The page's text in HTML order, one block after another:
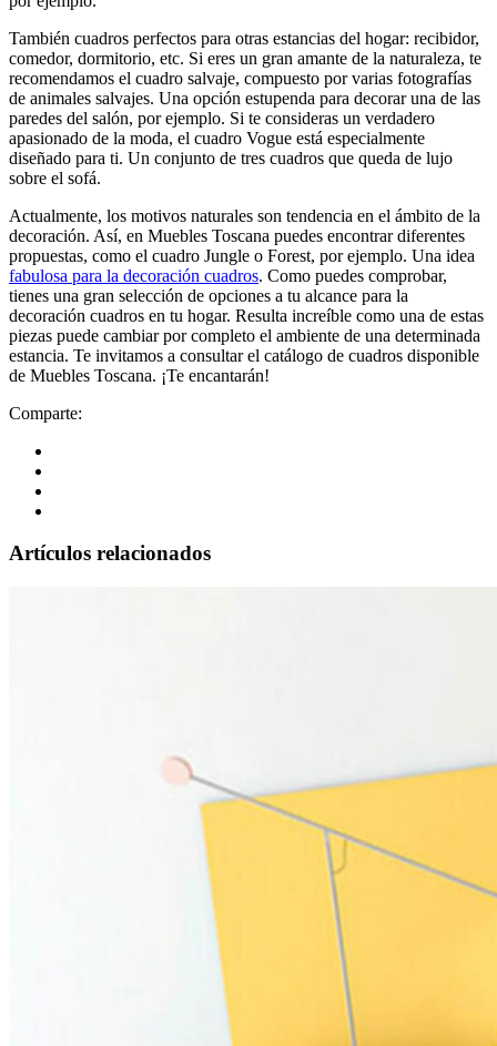
También cuadros perfectos para otras estancias del hogar: recibidor,
comedor, dormitorio, etc. Si eres un gran amante de la naturaleza, te
recomendamos el cuadro salvaje, compuesto por varias fotografías
de animales salvajes. Una opción estupenda para decorar una de las
paredes del salón, por ejemplo. Si te consideras un verdadero
apasionado de la moda, el cuadro Vogue está especialmente
diseñado para ti. Un conjunto de tres cuadros que queda de lujo
sobre el sofá.
Actualmente, los motivos naturales son tendencia en el ámbito de la
decoración. Así, en Muebles Toscana puedes encontrar diferentes
propuestas, como el cuadro Jungle o Forest, por ejemplo. Una idea
fabulosa para la decoración cuadros. Como puedes comprobar,
tienes una gran selección de opciones a tu alcance para la
decoración cuadros en tu hogar. Resulta increíble como una de estas
piezas puede cambiar por completo el ambiente de una determinada
estancia. Te invitamos a consultar el catálogo de cuadros disponible
de Muebles Toscana. ¡Te encantarán!
Comparte:
Artículos relacionados